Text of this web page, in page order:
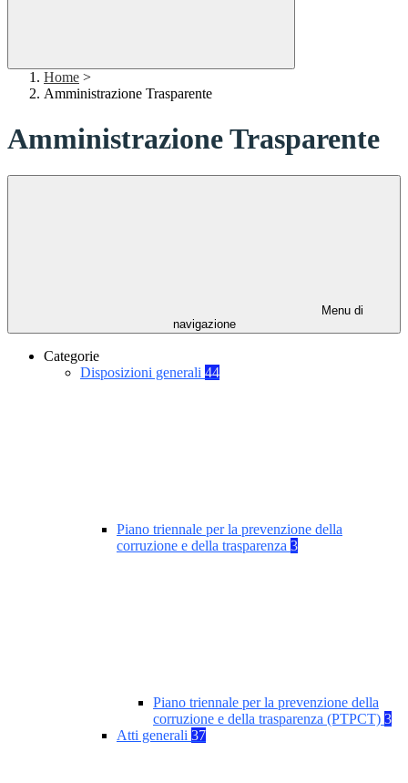
Home >
Amministrazione Trasparente
Amministrazione Trasparente
Menu di
navigazione
Categorie
Disposizioni generali 44
Piano triennale per la prevenzione della
corruzione e della trasparenza 3
Piano triennale per la prevenzione della
corruzione e della trasparenza (PTPCT) 3
Atti generali 37